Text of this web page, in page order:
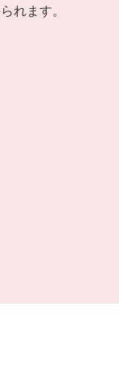
れます。